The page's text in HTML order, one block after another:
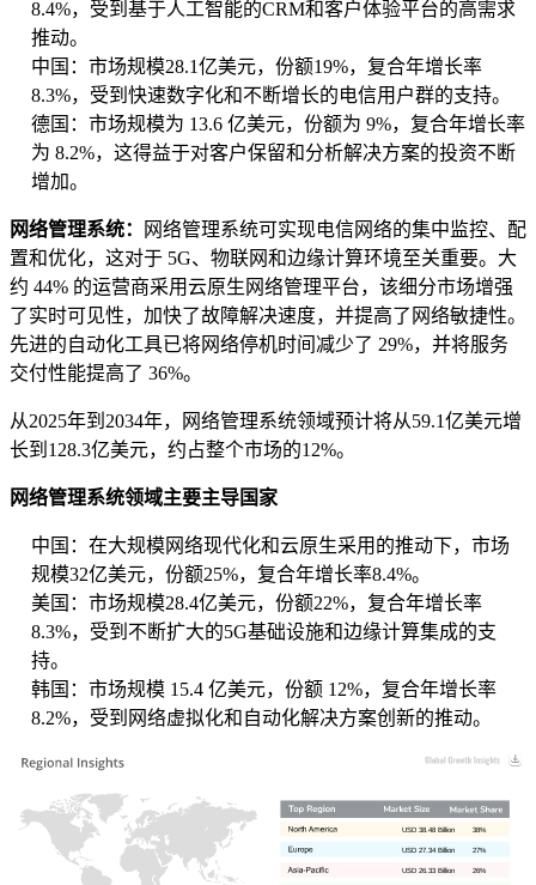
8.4%，受到基于人工智能的CRM和客户体验平台的高需求
推动。
中国：市场规模28.1亿美元，份额19%，复合年增长率
8.3%，受到快速数字化和不断增长的电信用户群的支持。
德国：市场规模为 13.6 亿美元，份额为 9%，复合年增长率
为 8.2%，这得益于对客户保留和分析解决方案的投资不断
增加。
网络管理系统：
网络管理系统可实现电信网络的集中监控、配
置和优化，这对于 5G、物联网和边缘计算环境至关重要。大
约 44% 的运营商采用云原生网络管理平台，该细分市场增强
了实时可见性，加快了故障解决速度，并提高了网络敏捷性。
先进的自动化工具已将网络停机时间减少了 29%，并将服务
交付性能提高了 36%。
从2025年到2034年，网络管理系统领域预计将从59.1亿美元增
长到128.3亿美元，约占整个市场的12%。
网络管理系统领域主要主导国家
中国：在大规模网络现代化和云原生采用的推动下，市场
规模32亿美元，份额25%，复合年增长率8.4%。
美国：市场规模28.4亿美元，份额22%，复合年增长率
8.3%，受到不断扩大的5G基础设施和边缘计算集成的支
持。
韩国：市场规模 15.4 亿美元，份额 12%，复合年增长率
8.2%，受到网络虚拟化和自动化解决方案创新的推动。
26%
USD 26.33 Billion
27%
USD 27.34 Billion
38%
USD 38.48 Billion